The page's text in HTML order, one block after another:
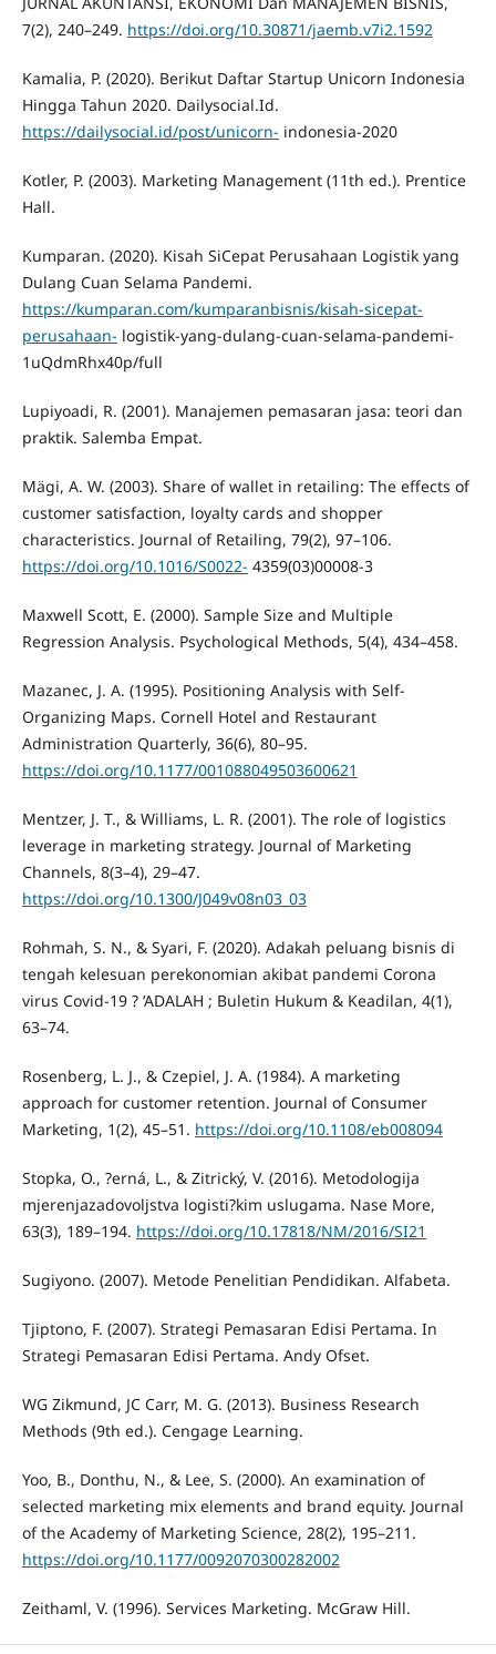
7(2), 240–249. https://doi.org/10.30871/jaemb.v7i2.1592
Kamalia, P. (2020). Berikut Daftar Startup Unicorn Indonesia
Hingga Tahun 2020. Dailysocial.Id.
https://dailysocial.id/post/unicorn- indonesia-2020
Kotler, P. (2003). Marketing Management (11th ed.). Prentice
Hall.
Kumparan. (2020). Kisah SiCepat Perusahaan Logistik yang
Dulang Cuan Selama Pandemi.
https://kumparan.com/kumparanbisnis/kisah-sicepat-
perusahaan- logistik-yang-dulang-cuan-selama-pandemi-
1uQdmRhx40p/full
Lupiyoadi, R. (2001). Manajemen pemasaran jasa: teori dan
praktik. Salemba Empat.
Mägi, A. W. (2003). Share of wallet in retailing: The effects of
customer satisfaction, loyalty cards and shopper
characteristics. Journal of Retailing, 79(2), 97–106.
https://doi.org/10.1016/S0022- 4359(03)00008-3
Maxwell Scott, E. (2000). Sample Size and Multiple
Regression Analysis. Psychological Methods, 5(4), 434–458.
Mazanec, J. A. (1995). Positioning Analysis with Self-
Organizing Maps. Cornell Hotel and Restaurant
Administration Quarterly, 36(6), 80–95.
https://doi.org/10.1177/001088049503600621
Mentzer, J. T., & Williams, L. R. (2001). The role of logistics
leverage in marketing strategy. Journal of Marketing
Channels, 8(3–4), 29–47.
https://doi.org/10.1300/J049v08n03_03
Rohmah, S. N., & Syari, F. (2020). Adakah peluang bisnis di
tengah kelesuan perekonomian akibat pandemi Corona
virus Covid-19 ? ’ADALAH ; Buletin Hukum & Keadilan, 4(1),
63–74.
Rosenberg, L. J., & Czepiel, J. A. (1984). A marketing
approach for customer retention. Journal of Consumer
Marketing, 1(2), 45–51. https://doi.org/10.1108/eb008094
Stopka, O., ?erná, L., & Zitrický, V. (2016). Metodologija
mjerenjazadovoljstva logisti?kim uslugama. Nase More,
63(3), 189–194. https://doi.org/10.17818/NM/2016/SI21
Sugiyono. (2007). Metode Penelitian Pendidikan. Alfabeta.
Tjiptono, F. (2007). Strategi Pemasaran Edisi Pertama. In
Strategi Pemasaran Edisi Pertama. Andy Ofset.
WG Zikmund, JC Carr, M. G. (2013). Business Research
Methods (9th ed.). Cengage Learning.
Yoo, B., Donthu, N., & Lee, S. (2000). An examination of
selected marketing mix elements and brand equity. Journal
of the Academy of Marketing Science, 28(2), 195–211.
https://doi.org/10.1177/0092070300282002
Zeithaml, V. (1996). Services Marketing. McGraw Hill.